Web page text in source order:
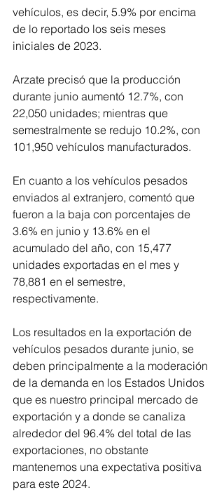
vehículos, es decir, 5.9% por encima
de lo reportado los seis meses
iniciales de 2023.
Arzate precisó que la producción
durante junio aumentó 12.7%, con
22,050 unidades; mientras que
semestralmente se redujo 10.2%, con
101,950 vehículos manufacturados.
En cuanto a los vehículos pesados
enviados al extranjero, comentó que
fueron a la baja con porcentajes de
3.6% en junio y 13.6% en el
acumulado del año, con 15,477
unidades exportadas en el mes y
78,881 en el semestre,
respectivamente.
Los resultados en la exportación de
vehículos pesados durante junio, se
deben principalmente a la moderación
de la demanda en los Estados Unidos
que es nuestro principal mercado de
exportación y a donde se canaliza
alrededor del 96.4% del total de las
exportaciones, no obstante
mantenemos una expectativa positiva
para este 2024.